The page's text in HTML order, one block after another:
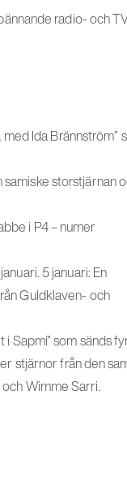
radio- och
Ida Brännström”
storstjärnan
i P4 – numer
5 januari: En
Guldklaven- och
Sapmi” som sänds
stjärnor från den
och Wimme Sarri.